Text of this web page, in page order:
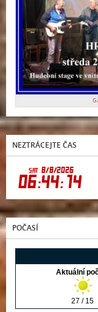
NEZTRÁCEJTE ČAS
POČASÍ